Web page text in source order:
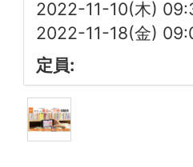
2022-11-10(木)
2022-11-18(金)
定員: